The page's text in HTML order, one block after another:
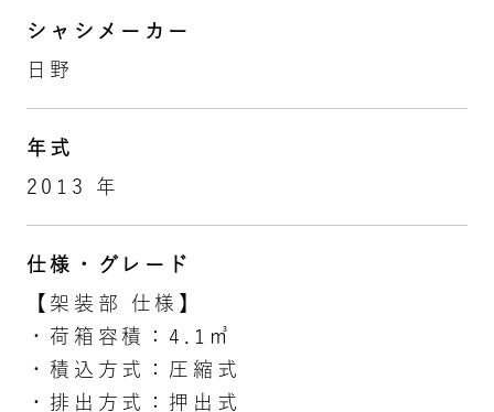
シャシメーカー
日野
年式
2013 年
仕様・グレード
【架装部 仕様】
・荷箱容積：4.1㎥
・積込方式：圧縮式
・排出方式：押出式